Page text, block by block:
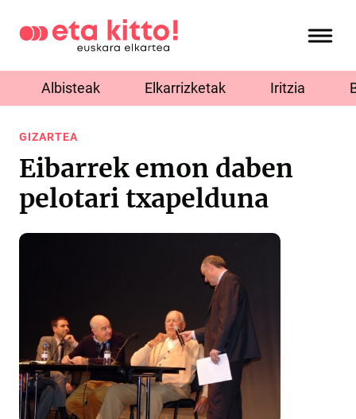
Albisteak Elkarrizketak Iritzia
GIZARTEA
Eibarrek emon daben
pelotari txapelduna